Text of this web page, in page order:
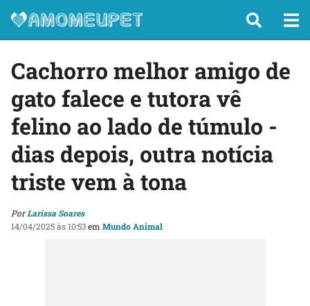
Cachorro melhor amigo de
gato falece e tutora vê
felino ao lado de túmulo -
dias depois, outra notícia
triste vem à tona
PorLarissa Soares
14/04/2025 às 10:53em Mundo Animal